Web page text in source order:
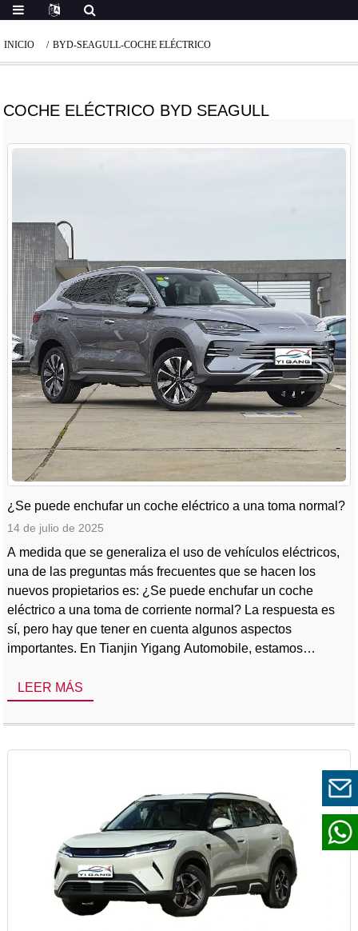
INICIO BYD-SEAGULL-COCHE ELÉCTRICO
COCHE ELÉCTRICO BYD SEAGULL
¿Se puede enchufar un coche eléctrico a una toma normal?
14 de julio de 2025
A medida que se generaliza el uso de vehículos eléctricos,
una de las preguntas más frecuentes que se hacen los
nuevos propietarios es: ¿Se puede enchufar un coche
eléctrico a una toma de corriente normal? La respuesta es
sí, pero hay que tener en cuenta algunos aspectos
importantes. En Tianjin Yigang Automobile, estamos
prácticos y asequibles, incluidos los coches eléctricos BYD
más vendidos como [...].
LEER MÁS